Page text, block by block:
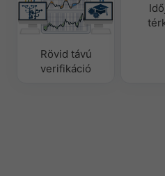
Rövid távú
verifikáció